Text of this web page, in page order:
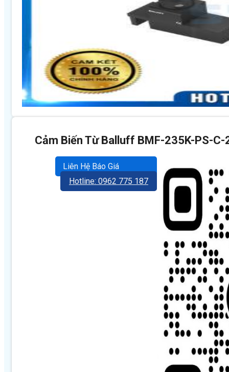
Cảm Biến Từ Balluff BMF-235K-PS-
Liên Hệ Báo Giá
Hotline: 0962 775 187